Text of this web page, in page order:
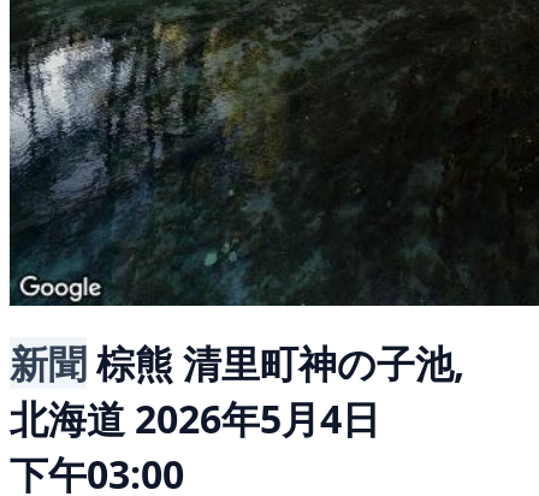
新聞棕熊 清里町神の子池,
北海道 2026年5月4日
下午03:00